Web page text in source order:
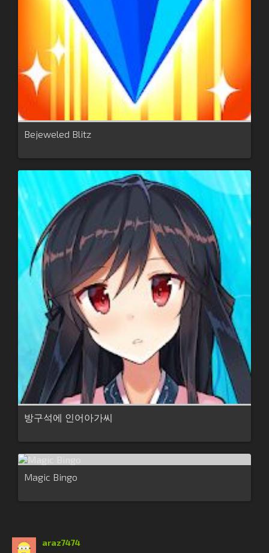
Bejeweled Blitz
방구석에 인어아가씨
Magic Bingo
araz7474